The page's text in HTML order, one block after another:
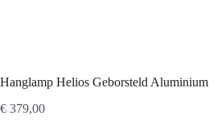
Hanglamp Helios Geborsteld Aluminium
€ 379,00